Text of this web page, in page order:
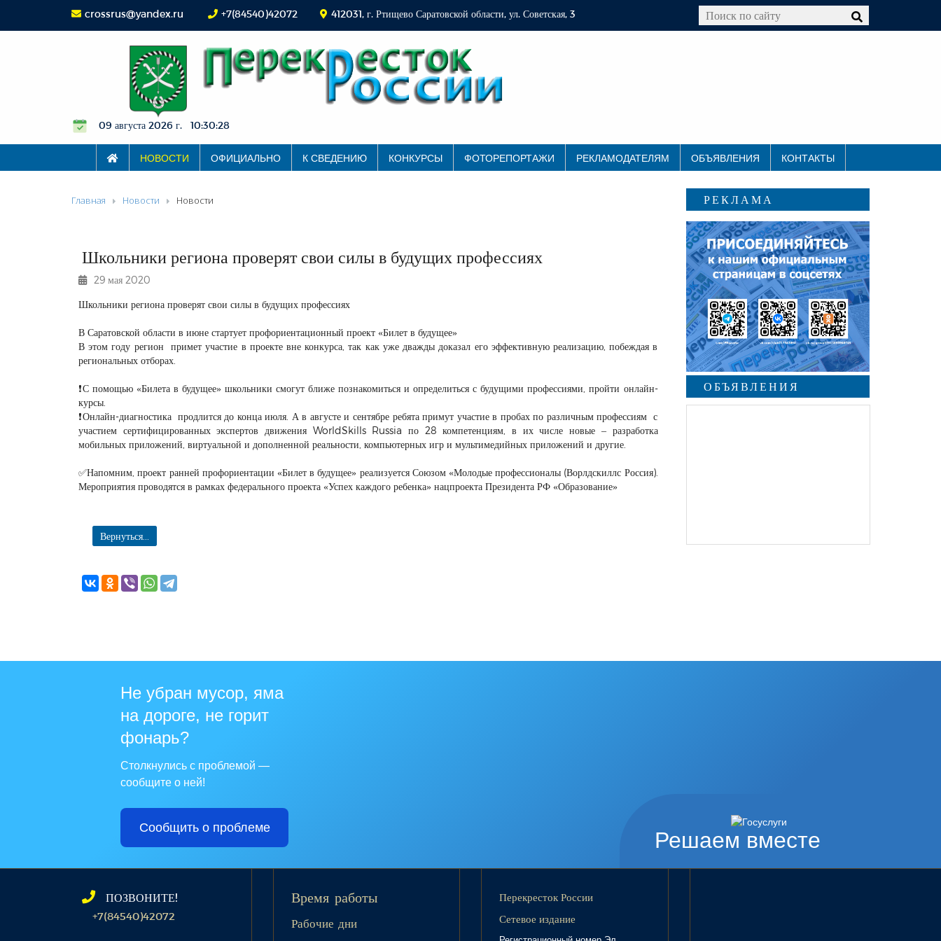
crossrus@yandex.ru +7(84540)42072 412031, г. Ртищево Саратовской области, ул. Советская, 3
09 августа 2026 г. 10:30:28
НОВОСТИ ОФИЦИАЛЬНО К СВЕДЕНИЮ КОНКУРСЫ ФОТОРЕПОРТАЖИ РЕКЛАМОДАТЕЛЯМ ОБЪЯВЛЕНИЯ КОНТАКТЫ
Главная Новости Новости
Школьники региона проверят свои силы в будущих профессиях
29 мая 2020
Школьники региона проверят свои силы в будущих профессиях
В Саратовской области в июне стартует профориентационный проект «Билет в будущее»
В этом году регион примет участие в проекте вне конкурса, так как уже дважды доказал его эффективную реализацию, побеждая в
региональных отборах.
❗️С помощью «Билета в будущее» школьники смогут ближе познакомиться и определиться с будущими профессиями, пройти онлайн-
курсы.
❗️Онлайн-диагностика продлится до конца июля. А в августе и сентябре ребята примут участие в пробах по различным профессиям с
участием сертифицированных экспертов движения WorldSkills Russia по 28 компетенциям, в их числе новые – разработка
мобильных приложений, виртуальной и дополненной реальности, компьютерных игр и мультимедийных приложений и другие.
✅Напомним, проект ранней профориентации «Билет в будущее» реализуется Союзом «Молодые профессионалы (Ворлдскиллс Россия).
Мероприятия проводятся в рамках федерального проекта «Успех каждого ребенка» нацпроекта Президента РФ «Образование»
Вернуться...
РЕКЛАМА
ОБЪЯВЛЕНИЯ
Решаем вместе
Не убран мусор, яма
на дороге, не горит
фонарь?
Столкнулись с проблемой —
сообщите о ней!
Сообщить о проблеме
ПОЗВОНИТЕ!
+7(84540)42072
Время работы
Рабочие дни
Перекресток России
Сетевое издание